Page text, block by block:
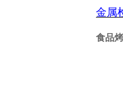
金属
食品